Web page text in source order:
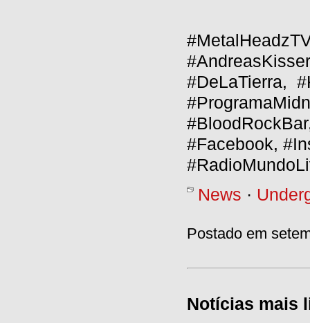
#DeLaTierra,
#Facebook,
News ·
Postado em
Notícias mais